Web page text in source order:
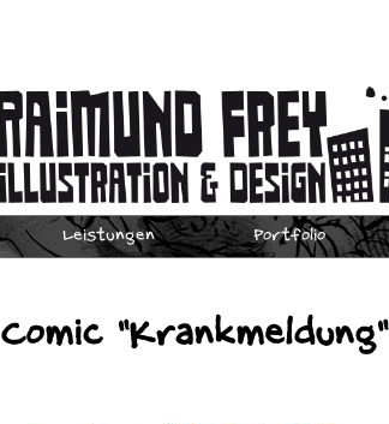
Leistungen Portfolio
Comic "Krankmeldung"